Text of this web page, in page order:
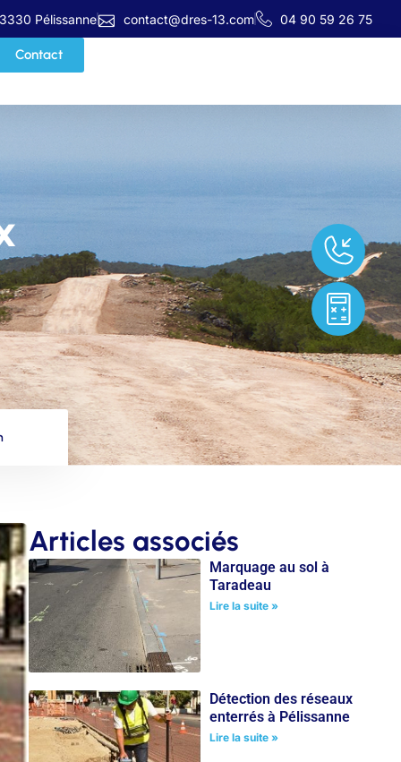
Pélissanne contact@dres-13.com 04 90 59 26 75
Contact
Articles associés
Marquage au sol à
Taradeau
Lire la suite »
Détection des réseaux
enterrés à Pélissanne
Lire la suite »